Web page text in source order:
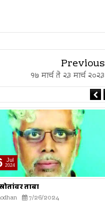
Previous
१७ मार्च ते २३ मार्च २०२३
Aug
2024
तयार करणारे आणि खाणारे...
8/2/2024